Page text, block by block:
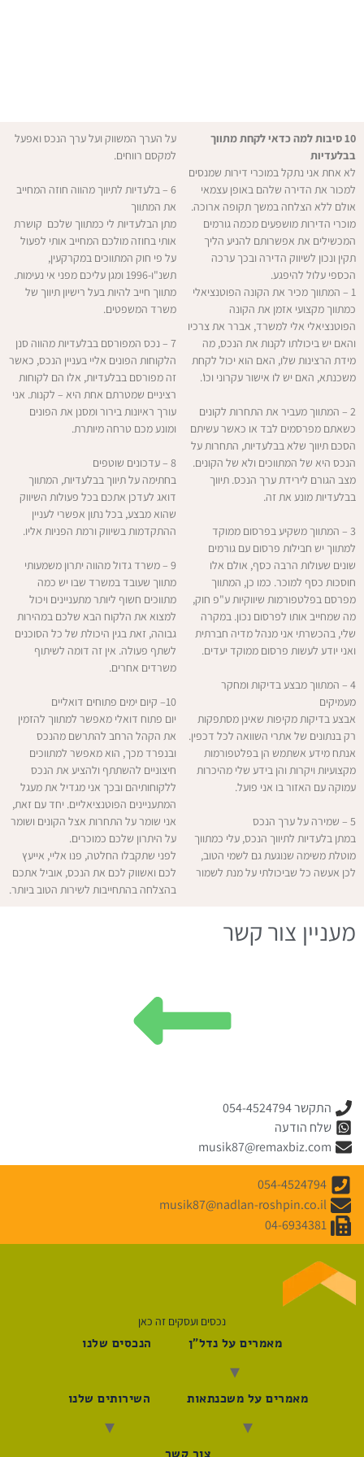
10 סיבות למה כדאי לקחת מתווך
בבלעדיות
לא אחת אני נתקל במוכרי דירות שמנסים
למכור את הדירה שלהם באופן עצמאי
אולם ללא הצלחה במשך תקופה ארוכה.
מוכרי הדירות מושפעים מכמה גורמים
המכשילים את אפשרותם להניע הליך
תקין ונכון לשיווק הדירה ובכך ערכה
הכספי עלול להיפגע.
1 – המתווך מכיר את הקונה הפוטנציאלי
כמתווך מקצועי אזמן את הקונה
הפוטנציאלי אלי למשרד, אברר את צרכיו
והאם יש ביכולתו לקנות את הנכס, מה
מידת הרצינות שלו, האם הוא יכול לקחת
משכנתא, האם יש לו אישור עקרוני וכו'.
2 – המתווך מעביר את התחרות לקונים
כשאתם מפרסמים לבד או כאשר עשיתם
הסכם תיווך שלא בבלעדיות, התחרות על
הנכס היא של המתווכים ולא של הקונים.
מצב הגורם לירידת ערך הנכס. תיווך
בבלעדיות מונע את זה.
3 – המתווך משקיע בפרסום ממוקד
למתווך יש חבילות פרסום עם גורמים
שונים שעולות הרבה כסף, אולם אלו
חוסכות כסף למוכר. כמו כן, המתווך
מפרסם בפלטפורמות שיווקיות ע"פ חוק,
מה שמחייב אותו לפרסום נכון. במקרה
שלי, בהכשרתי אני מנהל מדיה חברתית
ואני יודע לעשות פרסום ממוקד יעדים.
4 – המתווך מבצע בדיקות ומחקר
מעמיקים
אבצע בדיקות מקיפות שאינן מסתפקות
רק בנתונים של אתרי השוואה לכל דכפין.
אנתח מידע אשתמש הן בפלטפורמות
מקצועיות ויקרות והן בידע שלי מהיכרות
עמוקה עם האזור בו אני פועל.
5 – שמירה על ערך הנכס
במתן בלעדיות לתיווך הנכס, עלי כמתווך
מוטלת משימה שנוגעת גם לשמי הטוב,
לכן אעשה כל שביכולתי על מנת לשמור
על הערך המשווק ועל ערך הנכס ואפעל
למקסם רווחים.
6 – בלעדיות לתיווך מהווה חוזה המחייב
את המתווך
מתן הבלעדיות לי כמתווך שלכם קושרת
אותי בחוזה מולכם המחייב אותי לפעול
על פי חוק המתווכים במקרקעין,
תשנ"ו-1996 ומגן עליכם מפני אי נעימות.
מתווך חייב להיות בעל רישיון תיווך של
משרד המשפטים.
7 – נכס המפורסם בבלעדיות מהווה סנן
הלקוחות הפונים אליי בעניין הנכס, כאשר
זה מפורסם בבלעדיות, אלו הם לקוחות
רציניים שמטרתם אחת היא – לקנות. אני
עורך ראיונות בירור ומסנן את הפונים
ומונע מכם טרחה מיותרת.
8 – עדכונים שוטפים
בחתימה על תיווך בבלעדיות, המתווך
דואג לעדכן אתכם בכל פעולות השיווק
שהוא מבצע, בכל נתון אפשרי לעניין
ההתקדמות בשיווק ורמת הפניות אליו.
9 – משרד גדול מהווה יתרון משמעותי
מתווך שעובד במשרד שבו יש כמה
מתווכים חשוף ליותר מתעניינים ויכול
למצוא את הלקוח הבא שלכם במהירות
גבוהה, זאת בגין היכולת של כל הסוכנים
לשתף פעולה. אין זה דומה לשיתוף
משרדים אחרים.
10– קיום ימים פתוחים דואליים
יום פתוח דואלי מאפשר למתווך להזמין
את הקהל הרחב להתרשם מהנכס
ובנפרד מכך, הוא מאפשר למתווכים
חיצוניים להשתתף ולהציע את הנכס
ללקוחותיהם ובכך אני מגדיל את מעגל
המתעניינים הפוטנציאליים. יחד עם זאת,
אני שומר על התחרות אצל הקונים ושומר
על היתרון שלכם כמוכרים.
לפני שתקבלו החלטה, פנו אליי, אייעץ
לכם ואשווק לכם את הנכס, אוביל אתכם
בהצלחה בהתחייבות לשירות הטוב ביותר.
מעניין צור קשר
התקשר 054-4524794
שלח הודעה
musik87@remaxbiz.com
054-4524794
musik87@nadlan-roshpin.co.il
04-6934381
נכסים ועסקים זה כאן
מאמרים על נדל"ן הנכסים שלנו
מאמרים על משכנתאות השירותים שלנו
צור קשר